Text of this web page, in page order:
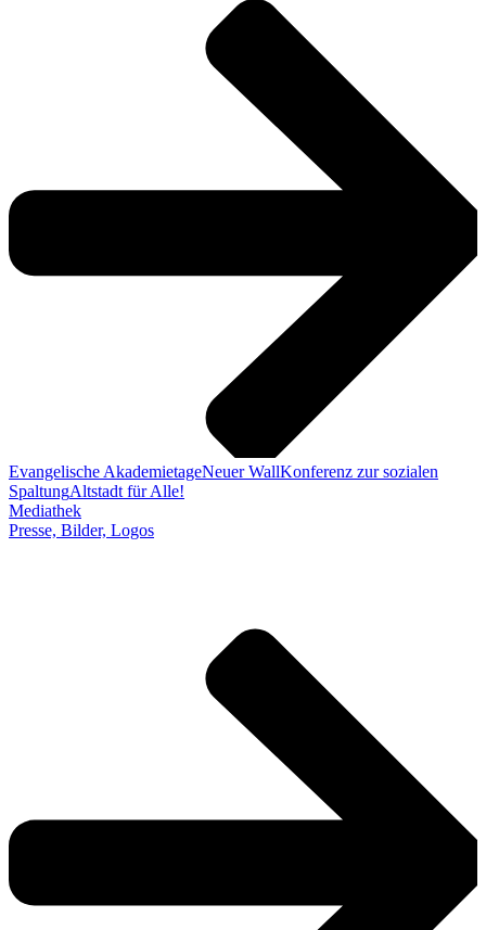
Evangelische AkademietageNeuer WallKonferenz zur sozialen
SpaltungAltstadt für Alle!
Mediathek
Presse, Bilder, Logos